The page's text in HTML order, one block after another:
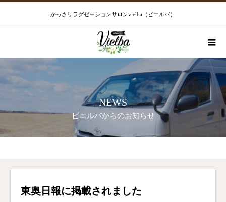
かっさリラグゼーションサロンvielba（ビエルバ）
NEWS
ビエルバからのお知らせ
東奥日報に掲載されました